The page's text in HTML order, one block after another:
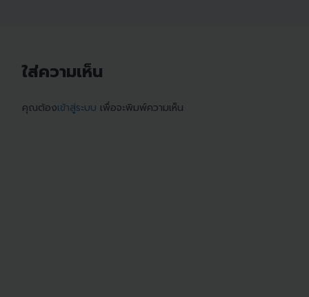
ใส่ความเห็น
คุณต้องเข้าสู่ระบบ เพื่อจะพิมพ์ความเห็น